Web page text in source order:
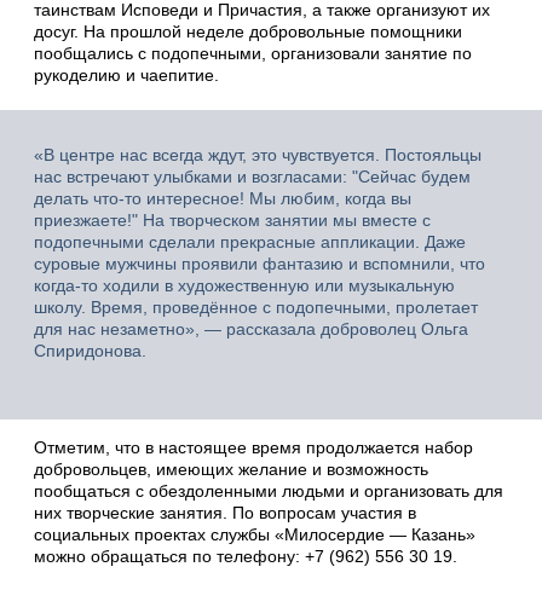
таинствам Исповеди и Причастия, а также организуют их
досуг. На прошлой неделе добровольные помощники
пообщались с подопечными, организовали занятие по
рукоделию и чаепитие.
«В центре нас всегда ждут, это чувствуется. Постояльцы
нас встречают улыбками и возгласами: "Сейчас будем
делать что-то интересное! Мы любим, когда вы
приезжаете!" На творческом занятии мы вместе с
подопечными сделали прекрасные аппликации. Даже
суровые мужчины проявили фантазию и вспомнили, что
когда-то ходили в художественную или музыкальную
школу. Время, проведённое с подопечными, пролетает
для нас незаметно», — рассказала доброволец Ольга
Спиридонова.
Отметим, что в настоящее время продолжается набор
добровольцев, имеющих желание и возможность
пообщаться с обездоленными людьми и организовать для
них творческие занятия. По вопросам участия в
социальных проектах службы «Милосердие — Казань»
можно обращаться по телефону: +7 (962) 556 30 19.